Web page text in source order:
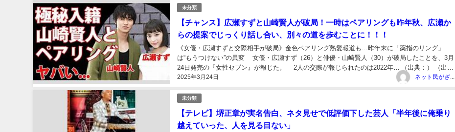
未分類
【チャンス】広瀬すずと山崎賢人が破局！一時はペアリングも昨年秋、広瀬か
らの提案でじっくり話し合い、別々の道を歩むことに！！！
2025年3月24日
《女優・広瀬すずと交際相手が破局》金色ペアリング熱愛報道も…昨年末に「薬指のリング」
は“もうつけない”の異変 女優・広瀬すず（26）と俳優・山崎賢人（30）が破局したことを、3月
24日発売の『女性セブン』が報じた。 2人の交際が報じられたのは2022年… （出典：） （出典
広瀬すずと山崎賢人が極秘入籍...薬指に...
未分類
【テレビ】堺正章が実名告白、ネタ見せで低評価下した芸人「半年後に俺乗り
越えていった、人を見る目ない」